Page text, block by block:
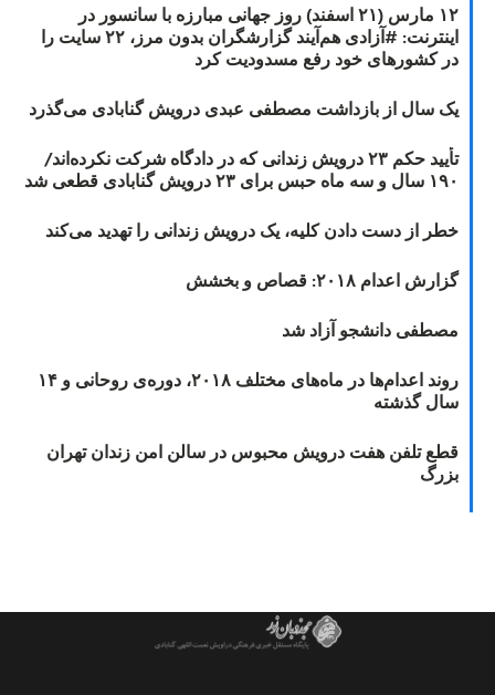
۱۲ مارس (۲۱ اسفند) روز جهانی مبارزه با سانسور در
اینترنت: #آزادی هم‌آیند گزارشگران‌ بدون مرز، ۲۲ سایت را
در کشورهای خود رفع مسدودیت کرد
یک سال از بازداشت مصطفی عبدی درویش گنابادی می‌گذرد
تأیید حکم ۲۳ درویش زندانی که در دادگاه شرکت نکرده‌اند/
۱۹۰ سال و سه ماه حبس برای ۲۳ درویش گنابادی قطعی شد
خطر از دست دادن کلیه، یک درویش زندانی را تهدید می‌کند
گزارش اعدام ۲۰۱۸: قصاص و بخشش
مصطفی دانشجو آزاد شد
روند اعدام‌ها در ماه‌های مختلف ۲۰۱۸، دوره‌ی روحانی و ۱۴
سال گذشته
قطع تلفن هفت درویش محبوس در سالن امن زندان تهران
بزرگ